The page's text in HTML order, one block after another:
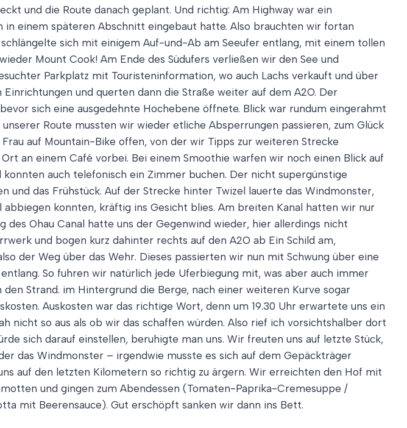
und die Route danach geplant. Und richtig: Am Highway war ein
in einem späteren Abschnitt eingebaut hatte. Also brauchten wir fortan
sich mit einigem Auf-und-Ab am Seeufer entlang, mit einem tollen
Mount Cook! Am Ende des Südufers verließen wir den See und
Parkplatz mit Touristeninformation, wo auch Lachs verkauft und über
und querten dann die Straße weiter auf dem A2O. Der
sich eine ausgedehnte Hochebene öffnete. Blick war rundum eingerahmt
Route mussten wir wieder etliche Absperrungen passieren, zum Glück
auf Mountain-Bike offen, von der wir Tipps zur weiteren Strecke
an einem Café vorbei. Bei einem Smoothie warfen wir noch einen Blick auf
auch telefonisch ein Zimmer buchen. Der nicht supergünstige
das Frühstück. Auf der Strecke hinter Twizel lauerte das Windmonster,
konnten, kräftig ins Gesicht blies. Am breiten Kanal hatten wir nur
Ohau Canal hatte uns der Gegenwind wieder, hier allerdings nicht
und bogen kurz dahinter rechts auf den A2O ab Ein Schild am,
der Weg über das Wehr. Dieses passierten wir nun mit Schwung über eine
So fuhren wir natürlich jede Uferbiegung mit, was aber auch immer
Strand. im Hintergrund die Berge, nach einer weiteren Kurve sogar
Auskosten war das richtige Wort, denn um 19.30 Uhr erwartete uns ein
nicht so aus als ob wir das schaffen würden. Also rief ich vorsichtshalber dort
sich darauf einstellen, beruhigte man uns. Wir freuten uns auf letzte Stück,
das Windmonster – irgendwie musste es sich auf dem Gepäckträger
auf den letzten Kilometern so richtig zu ärgern. Wir erreichten den Hof mit
und gingen zum Abendessen (Tomaten-Paprika-Cremesuppe /
mit Beerensauce). Gut erschöpft sanken wir dann ins Bett.